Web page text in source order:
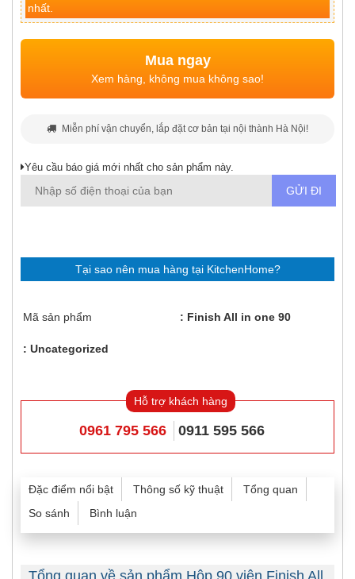
nhất.
Mua ngay
Xem hàng, không mua không sao!
Miễn phí vận chuyển, lắp đặt cơ bản tại nội thành Hà Nội!
Yêu cầu báo giá mới nhất cho sản phẩm này.
Tại sao nên mua hàng tại KitchenHome?
Mã sản phẩm Finish All in one 90
Uncategorized
Hỗ trợ khách hàng
0961 795 566 0911 595 566
Đặc điểm nổi bật Thông số kỹ thuật
Tổng quan
So sánh
Bình luận